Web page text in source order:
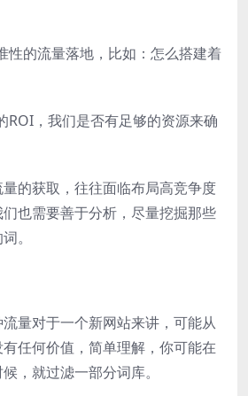
的流量落地，比如：怎么搭建着
，我们是否有足够的资源来确
的获取，往往面临布局高竞争度
也需要善于分析，尽量挖掘那些
。
量对于一个新网站来讲，可能从
任何价值，简单理解，你可能在
，就过滤一部分词库。